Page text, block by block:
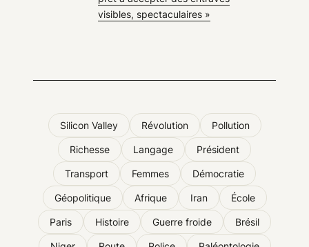
visibles, spectaculaires »
Silicon Valley Révolution Pollution
Richesse Langage Président
Transport Femmes Démocratie
Géopolitique Afrique Iran École
Paris Histoire Guerre froide Brésil